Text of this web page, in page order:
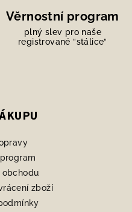
Věrnostní program
plný slev pro naše
registrované “stálice“
obchodu
zboží